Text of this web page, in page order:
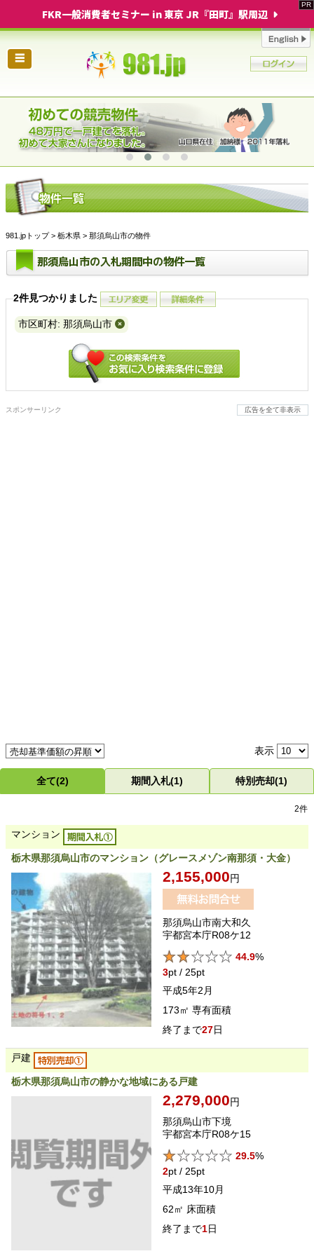
FKR一般消費者セミナー in 東京 JR『田町』駅周辺
☰
981.jpトップ> 栃木県 > 那須烏山市の物件
那須烏山市の入札期間中の物件一覧
2件見つかりました
市区町村: 那須烏山市
スポンサーリンク 広告を全て非表示
表示
全て(2) 期間入札(1) 特別売却(1)
2件
マンション
栃木県那須烏山市のマンション（グレースメゾン南那須・大金）
2,155,000円
那須烏山市南大和久
宇都宮本庁R08ケ12
44.9%
3pt / 25pt
平成5年2月
173㎡ 専有面積
27日
戸建
栃木県那須烏山市の静かな地域にある戸建
2,279,000円
那須烏山市下境
宇都宮本庁R08ケ15
29.5%
2pt / 25pt
平成13年10月
62㎡ 床面積
1日